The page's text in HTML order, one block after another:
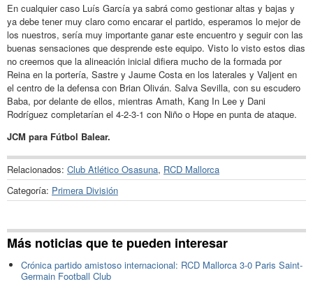
En cualquier caso Luís García ya sabrá como gestionar altas y bajas y
ya debe tener muy claro como encarar el partido, esperamos lo mejor de
los nuestros, sería muy importante ganar este encuentro y seguir con las
buenas sensaciones que desprende este equipo. Visto lo visto estos dias
no creemos que la alineación inicial difiera mucho de la formada por
Reina en la portería, Sastre y Jaume Costa en los laterales y Valjent en
el centro de la defensa con Brian Oliván. Salva Sevilla, con su escudero
Baba, por delante de ellos, mientras Amath, Kang In Lee y Dani
Rodríguez completarían el 4-2-3-1 con Niño o Hope en punta de ataque.
JCM para Fútbol Balear.
Relacionados: Club Atlético Osasuna, RCD Mallorca
Categoría: Primera División
Más noticias que te pueden interesar
Crónica partido amistoso internacional: RCD Mallorca 3-0 Paris Saint-
Germain Football Club